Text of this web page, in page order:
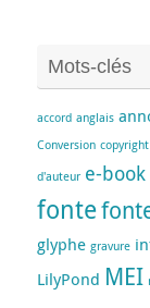
Mots-clés
accord anglais
Conversion copyright
d'auteur e-book
fonte
glyphe gravure
LilyPond MEI